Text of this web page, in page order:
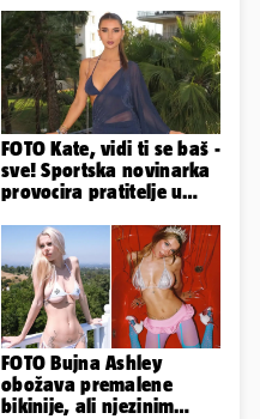
FOTO Kate, vidi ti se baš -
sve! Sportska novinarka
provocira pratitelje u
FOTO Bujna Ashley
obožava premalene
bikinije, ali njezinim